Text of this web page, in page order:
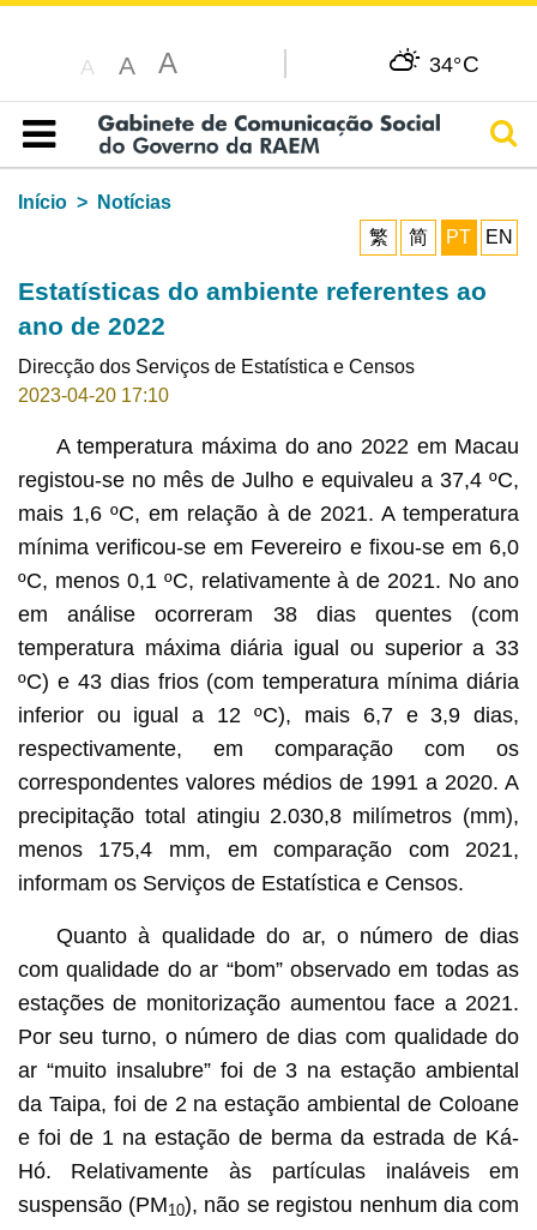
A A A 34°C
Índice
Início
Notícias
繁
简 PT EN
Estatísticas do ambiente referentes ao
ano de 2022
Direcção dos Serviços de Estatística e Censos
2023-04-20 17:10
A temperatura máxima do ano 2022 em Macau
registou-se no mês de Julho e equivaleu a 37,4 ºC,
mais 1,6 ºC, em relação à de 2021. A temperatura
mínima verificou-se em Fevereiro e fixou-se em 6,0
ºC, menos 0,1 ºC, relativamente à de 2021. No ano
em análise ocorreram 38 dias quentes (com
temperatura máxima diária igual ou superior a 33
ºC) e 43 dias frios (com temperatura mínima diária
inferior ou igual a 12 ºC), mais 6,7 e 3,9 dias,
respectivamente, em comparação com os
correspondentes valores médios de 1991 a 2020. A
precipitação total atingiu 2.030,8 milímetros (mm),
menos 175,4 mm, em comparação com 2021,
informam os Serviços de Estatística e Censos.
Quanto à qualidade do ar, o número de dias
com qualidade do ar “bom” observado em todas as
estações de monitorização aumentou face a 2021.
Por seu turno, o número de dias com qualidade do
ar “muito insalubre” foi de 3 na estação ambiental
da Taipa, foi de 2 na estação ambiental de Coloane
e foi de 1 na estação de berma da estrada de Ká-
Hó. Relativamente às partículas inaláveis em
suspensão (PM10), não se registou nenhum dia com